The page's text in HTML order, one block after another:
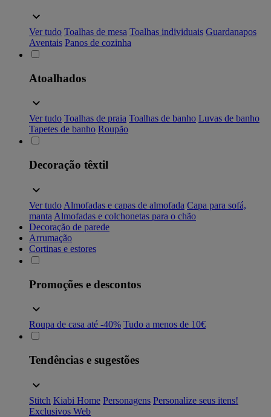
Ver tudo Toalhas de mesa Toalhas individuais Guardanapos
Aventais Panos de cozinha
Atoalhados
Ver tudo Toalhas de praia Toalhas de banho Luvas de banho
Tapetes de banho Roupão
Decoração têxtil
Ver tudo Almofadas e capas de almofada Capa para sofá,
manta Almofadas e colchonetas para o chão
Decoração de parede
Arrumação
Cortinas e estores
Promoções e descontos
Roupa de casa até -40% Tudo a menos de 10€
Tendências e sugestões
Stitch Kiabi Home Personagens Personalize seus itens!
Exclusivos Web